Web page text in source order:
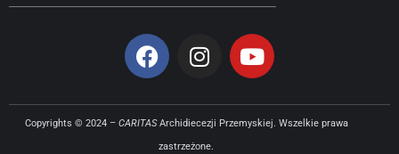
Copyrights © 2024 – CARITASArchidiecezji Przemyskiej. Wszelkie prawa
zastrzeżone.